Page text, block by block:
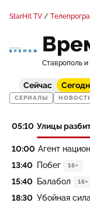
StarHit TV
Ставрополь
Сейчас
СЕРИАЛЫ
05:10 Улицы
10:00 Агент
13:40 Побег 16+
15:40 Балабол 16+
18:30 Убойная сила